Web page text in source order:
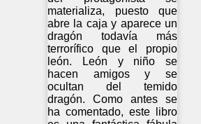
materializa, puesto que
abre la caja y aparece un
dragón todavía más
terrorífico que el propio
león. León y niño se
hacen amigos y se
ocultan del temido
dragón. Como antes se
ha comentado, este libro